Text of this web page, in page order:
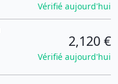
Vérifié aujourd'hui
2,120 €
Vérifié aujourd'hui